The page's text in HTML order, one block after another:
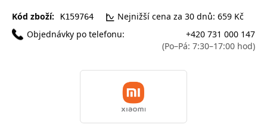
Kód zboží: K159764
Nejnižší cena za 30 dnů: 659 Kč
Objednávky po telefonu:
+420 731 000 147
(Po–Pá: 7:30–17:00 hod)